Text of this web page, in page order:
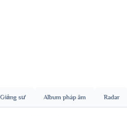
sư Album pháp âm Radar